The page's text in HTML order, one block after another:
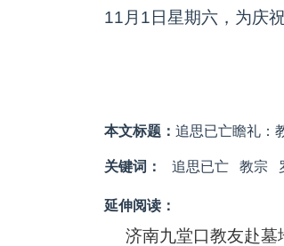
11月1日星期六，为庆
本文标题： 追思已亡瞻礼：
关键词： 追思已亡 教宗
延伸阅读：
济南九堂口教友赴墓